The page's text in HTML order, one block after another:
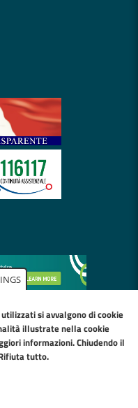
si avvalgono di cookie
illustrate nellacookie
informazioni. Chiudendo il
tutto.